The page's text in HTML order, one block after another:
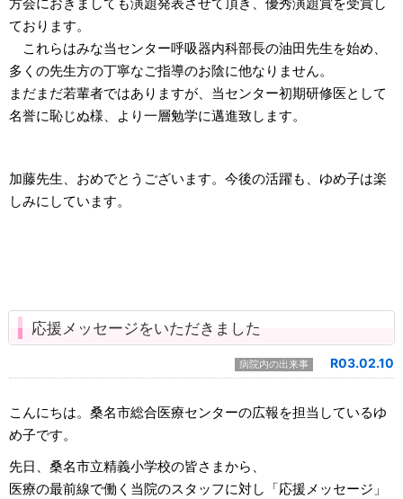
ております。
これらはみな当センター呼吸器内科部長の油田先生を始め、
多くの先生方の丁寧なご指導のお陰に他なりません。
まだまだ若輩者ではありますが、当センター初期研修医として
名誉に恥じぬ様、より一層勉学に邁進致します。
加藤先生、おめでとうございます。今後の活躍も、ゆめ子は楽
しみにしています。
応援メッセージをいただきました
病院内の出来事 R03.02.10
こんにちは。桑名市総合医療センターの広報を担当しているゆ
め子です。
先日、桑名市立精義小学校の皆さまから、
医療の最前線で働く当院のスタッフに対し「応援メッセージ」